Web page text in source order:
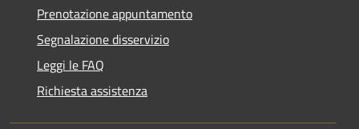
Prenotazione appuntamento
Segnalazione disservizio
Leggi le FAQ
Richiesta assistenza